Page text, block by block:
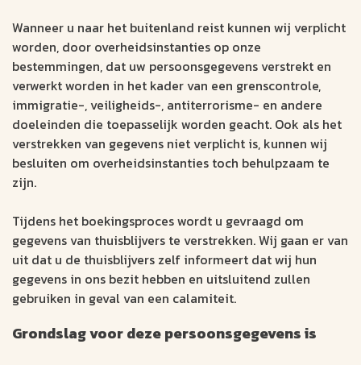
Wanneer u naar het buitenland reist kunnen wij verplicht
worden, door overheidsinstanties op onze
bestemmingen, dat uw persoonsgegevens verstrekt en
verwerkt worden in het kader van een grenscontrole,
immigratie-, veiligheids-, antiterrorisme- en andere
doeleinden die toepasselijk worden geacht. Ook als het
verstrekken van gegevens niet verplicht is, kunnen wij
besluiten om overheidsinstanties toch behulpzaam te
zijn.
Tijdens het boekingsproces wordt u gevraagd om
gegevens van thuisblijvers te verstrekken. Wij gaan er van
uit dat u de thuisblijvers zelf informeert dat wij hun
gegevens in ons bezit hebben en uitsluitend zullen
gebruiken in geval van een calamiteit.
Grondslag voor deze persoonsgegevens is